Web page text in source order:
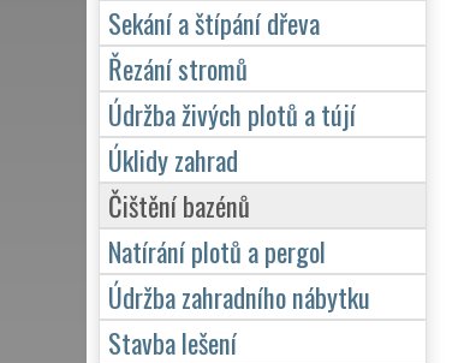
Sekání a štípání dřeva
Řezání stromů
Údržba živých plotů a tújí
Úklidy zahrad
Čištění bazénů
Natírání plotů a pergol
Údržba zahradního nábytku
Stavba lešení